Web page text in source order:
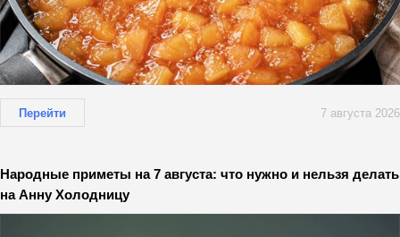
Перейти 7 августа 2026
Народные приметы на 7 августа: что нужно и нельзя делать
на Анну Холодницу